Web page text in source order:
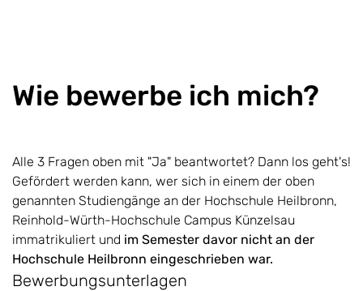
Wie bewerbe ich mich?
Alle 3 Fragen oben mit "Ja" beantwortet? Dann los geht's!
Gefördert werden kann, wer sich in einem der oben
genannten Studiengänge an der Hochschule Heilbronn,
Reinhold-Würth-Hochschule Campus Künzelsau
immatrikuliert und im Semester davor nicht an der
Hochschule Heilbronn eingeschrieben war.
Bewerbungsunterlagen